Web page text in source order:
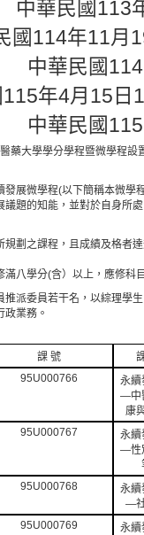
中華民國113
國114年11月
中華民國
年4月15日
中華民國
藥大學學分學程暨微學程
發展微學程(以下簡稱本微學
議題的知能，並對於自身所
規劃之課程，且成績及格者
滿八學分(含）以上，應修科
推派委員若干名，以綜理學
政業務。
課 號
95U000766
永續
—中
康
95U000767
永續
—性
95U000768
永續
—
95U000769
永續